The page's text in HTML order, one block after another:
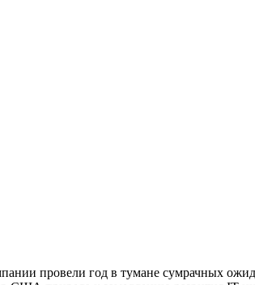
провели год в тумане сумрачных